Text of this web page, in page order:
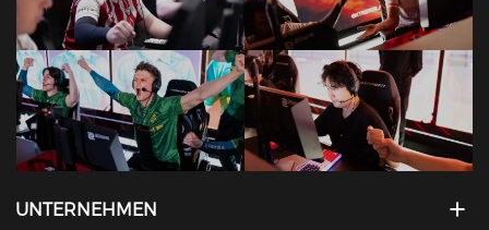
UNTERNEHMEN